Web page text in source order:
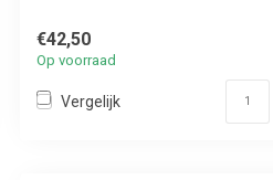
€42,50
Op voorraad
Vergelijk